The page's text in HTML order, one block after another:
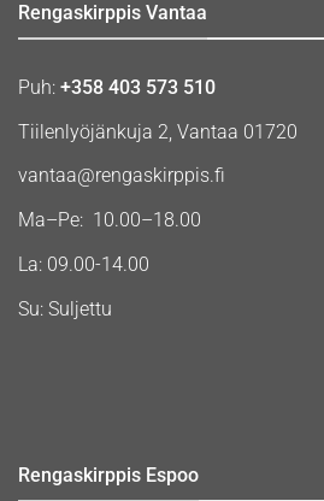
Rengaskirppis Vantaa
Puh: +358 403 573 510
Tiilenlyöjänkuja 2, Vantaa 01720
vantaa@rengaskirppis.fi
Ma–Pe: 10.00–18.00
La: 09.00-14.00
Su: Suljettu
Rengaskirppis Espoo